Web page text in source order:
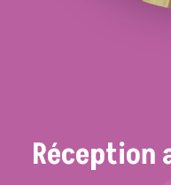
Réception